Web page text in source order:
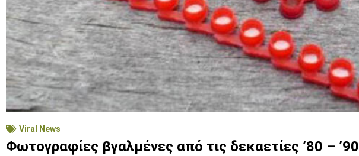
Viral News
Φωτογραφίες βγαλμένες από τις δεκαετίες ’80 – ’90